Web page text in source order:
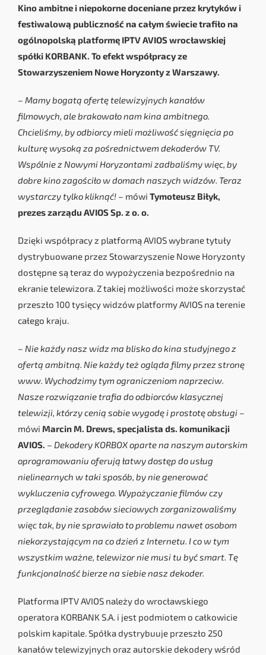
Kino ambitne i niepokorne doceniane przez krytyków i
festiwalową publiczność na całym świecie trafiło na
ogólnopolską platformę IPTV AVIOS wrocławskiej
spółki KORBANK. To efekt współpracy ze
Stowarzyszeniem Nowe Horyzonty z Warszawy.
– Mamy bogatą ofertę telewizyjnych kanałów
filmowych, ale brakowało nam kina ambitnego.
Chcieliśmy, by odbiorcy mieli możliwość sięgnięcia po
kulturę wysoką za pośrednictwem dekoderów TV.
Wspólnie z Nowymi Horyzontami zadbaliśmy więc, by
dobre kino zagościło w domach naszych widzów. Teraz
wystarczy tylko kliknąć! – mówi Tymoteusz Biłyk,
prezes zarządu AVIOS Sp. z o. o.
Dzięki współpracy z platformą AVIOS wybrane tytuły
dystrybuowane przez Stowarzyszenie Nowe Horyzonty
dostępne są teraz do wypożyczenia bezpośrednio na
ekranie telewizora. Z takiej możliwości może skorzystać
przeszło 100 tysięcy widzów platformy AVIOS na terenie
całego kraju.
– Nie każdy nasz widz ma blisko do kina studyjnego z
ofertą ambitną. Nie każdy też ogląda filmy przez stronę
www. Wychodzimy tym ograniczeniom naprzeciw.
Nasze rozwiązanie trafia do odbiorców klasycznej
telewizji, którzy cenią sobie wygodę i prostotę obsługi –
mówi Marcin M. Drews, specjalista ds. komunikacji
AVIOS. – Dekodery KORBOX oparte na naszym autorskim
oprogramowaniu oferują łatwy dostęp do usług
nielinearnych w taki sposób, by nie generować
wykluczenia cyfrowego. Wypożyczanie filmów czy
przeglądanie zasobów sieciowych zorganizowaliśmy
więc tak, by nie sprawiało to problemu nawet osobom
niekorzystającym na co dzień z Internetu. I co w tym
wszystkim ważne, telewizor nie musi tu być smart. Tę
funkcjonalność bierze na siebie nasz dekoder.
Platforma IPTV AVIOS należy do wrocławskiego
operatora KORBANK S.A. i jest podmiotem o całkowicie
polskim kapitale. Spółka dystrybuuje przeszło 250
kanałów telewizyjnych oraz autorskie dekodery wśród